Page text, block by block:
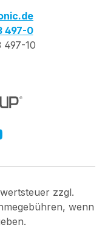
497-0
497-10
zzgl.
wenn